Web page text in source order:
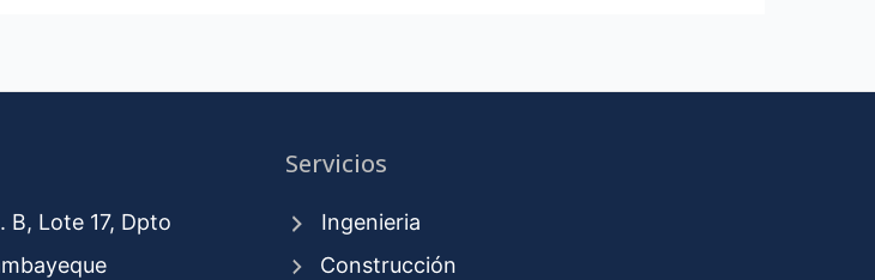
B, Lote 17, Dpto
Servicios
Ingenieria
Construcción